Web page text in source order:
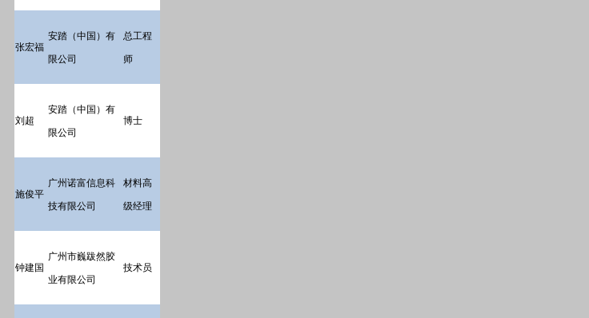
张宏福
安踏（中国）有
限公司
总工程
师
刘超
安踏（中国）有
限公司
博士
施俊平
广州诺富信息科
技有限公司
材料高
级经理
钟建国
广州市巍跋然胶
业有限公司
技术员